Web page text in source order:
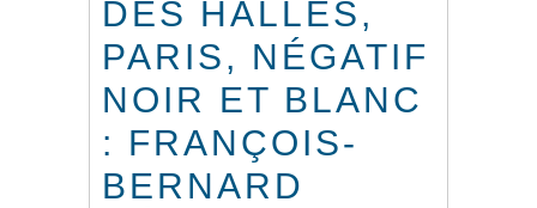
DES HALLES,
PARIS, NÉGATIF
NOIR ET BLANC
: FRANÇOIS-
BERNARD